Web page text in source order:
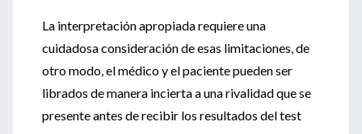
La interpretación apropiada requiere una
cuidadosa consideración de esas limitaciones, de
otro modo, el médico y el paciente pueden ser
librados de manera incierta a una rivalidad que se
presente antes de recibir los resultados del test